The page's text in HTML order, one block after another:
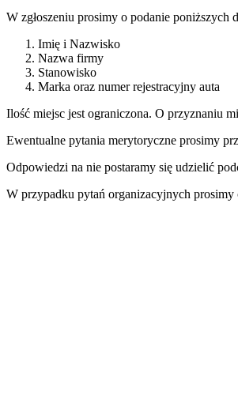
W zgłoszeniu prosimy o podanie poniższych
Imię i Nazwisko
Nazwa firmy
Stanowisko
Marka oraz numer rejestracyjny auta
Ilość miejsc jest ograniczona. O przyznaniu
Ewentualne pytania merytoryczne prosimy
Odpowiedzi na nie postaramy się udzielić
W przypadku pytań organizacyjnych